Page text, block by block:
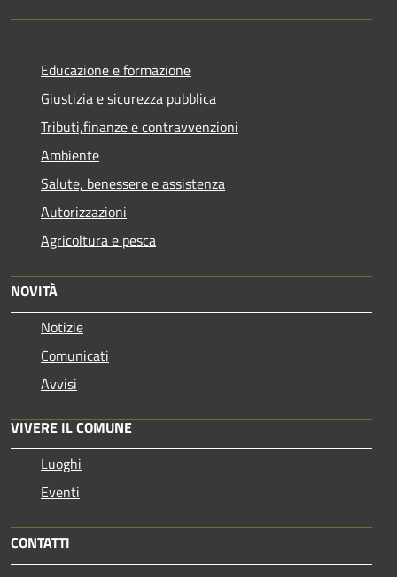
Educazione e formazione
Giustizia e sicurezza pubblica
Tributi,finanze e contravvenzioni
Ambiente
Salute, benessere e assistenza
Autorizzazioni
Agricoltura e pesca
NOVITÀ
Notizie
Comunicati
Avvisi
VIVERE IL COMUNE
Luoghi
Eventi
CONTATTI